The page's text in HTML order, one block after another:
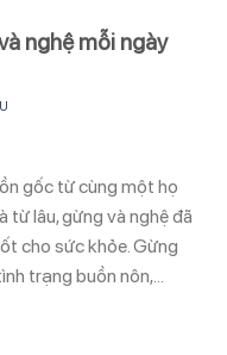
nghệ mỗi ngày
gốc từ cùng một họ
từ lâu, gừng và nghệ đã
cho sức khỏe. Gừng
trạng buồn nôn,…